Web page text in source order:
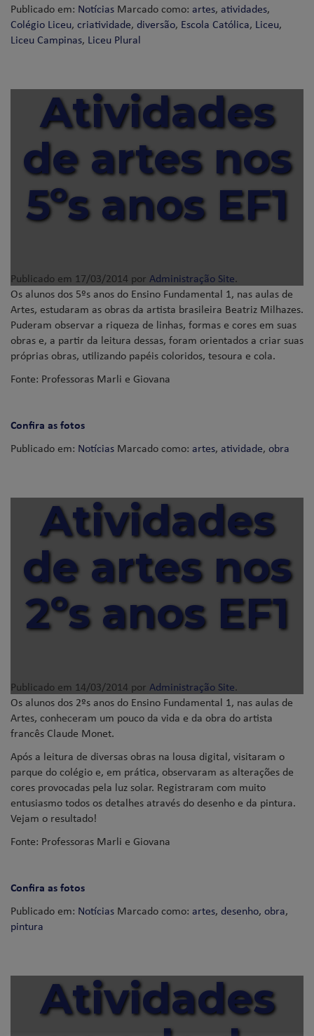
Publicado em: Notícias Marcado como: artes, atividades,
Colégio Liceu, criatividade, diversão, Escola Católica, Liceu,
Liceu Campinas, Liceu Plural
Atividades
de artes nos
5ºs anos EF1
Publicado em 17/03/2014 por Administração Site.
Os alunos dos 5ºs anos do Ensino Fundamental 1, nas aulas de
Artes, estudaram as obras da artista brasileira Beatriz Milhazes.
Puderam observar a riqueza de linhas, formas e cores em suas
obras e, a partir da leitura dessas, foram orientados a criar suas
próprias obras, utilizando papéis coloridos, tesoura e cola.
Fonte: Professoras Marli e Giovana
Confira as fotos
Publicado em: Notícias Marcado como: artes, atividade, obra
Atividades
de artes nos
2ºs anos EF1
Publicado em 14/03/2014 por Administração Site.
Os alunos dos 2ºs anos do Ensino Fundamental 1, nas aulas de
Artes, conheceram um pouco da vida e da obra do artista
francês Claude Monet.
Após a leitura de diversas obras na lousa digital, visitaram o
parque do colégio e, em prática, observaram as alterações de
cores provocadas pela luz solar. Registraram com muito
entusiasmo todos os detalhes através do desenho e da pintura.
Vejam o resultado!
Fonte: Professoras Marli e Giovana
Confira as fotos
Publicado em: Notícias Marcado como: artes, desenho, obra,
pintura
Atividades